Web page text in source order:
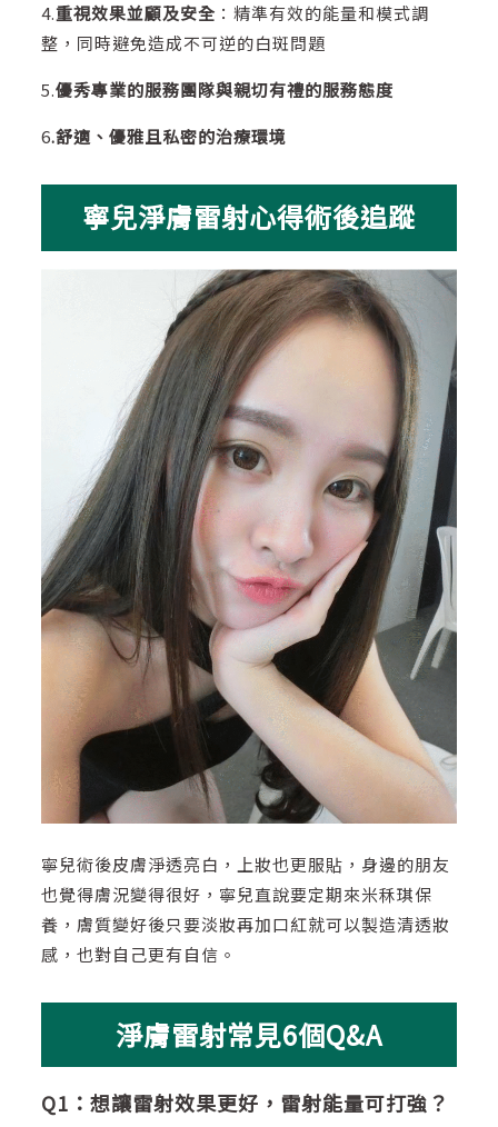
4.重視效果並顧及安全 ：精準有效的能量和模式調
整，同時避免造成不可逆的白斑問題
5.優秀專業的服務團隊與親切有禮的服務態度
6.舒適、優雅且私密的治療環境
寧兒淨膚雷射心得術後追蹤
寧兒術後皮膚淨透亮白，上妝也更服貼，身邊的朋友
也覺得膚況變得很好，寧兒直說要定期來米秝琪保
養，膚質變好後只要淡妝再加口紅就可以製造清透妝
感，也對自己更有自信。
淨膚雷射常見6個Q&A
Q1：想讓雷射效果更好，雷射能量可打強？